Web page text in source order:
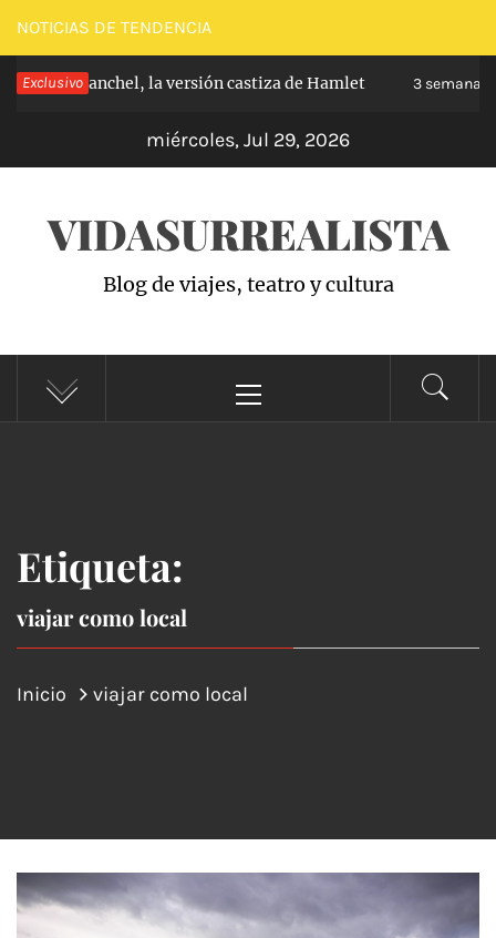
Saltar
al
contenido
NOTICIAS DE TENDENCIA
Exclusivo
de Carabanchel, la versión castiza de Hamlet 3 semanas
miércoles, Jul 29, 2026
VIDASURREALISTA
Blog de viajes, teatro y cultura
principal
Etiqueta:
viajar como local
Inicio viajar como local